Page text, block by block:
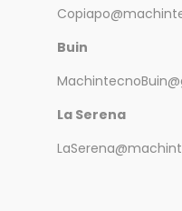
Buin
La Serena